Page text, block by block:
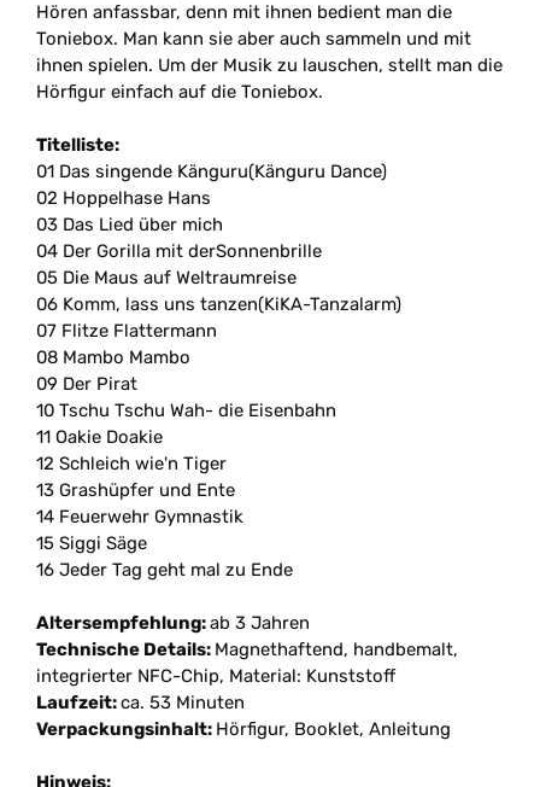
Hören anfassbar, denn mit ihnen bedient man die
Toniebox. Man kann sie aber auch sammeln und mit
ihnen spielen. Um der Musik zu lauschen, stellt man die
Hörfigur einfach auf die Toniebox.
Titelliste:
01 Das singende Känguru(Känguru Dance)
02 Hoppelhase Hans
03 Das Lied über mich
04 Der Gorilla mit derSonnenbrille
05 Die Maus auf Weltraumreise
06 Komm, lass uns tanzen(KiKA-Tanzalarm)
07 Flitze Flattermann
08 Mambo Mambo
09 Der Pirat
10 Tschu Tschu Wah- die Eisenbahn
11 Oakie Doakie
12 Schleich wie'n Tiger
13 Grashüpfer und Ente
14 Feuerwehr Gymnastik
15 Siggi Säge
16 Jeder Tag geht mal zu Ende
Altersempfehlung:ab 3 Jahren
Technische Details: Magnethaftend, handbemalt,
integrierter NFC-Chip, Material: Kunststoff
Laufzeit:ca. 53 Minuten
Verpackungsinhalt: Hörfigur, Booklet, Anleitung
Hinweis: